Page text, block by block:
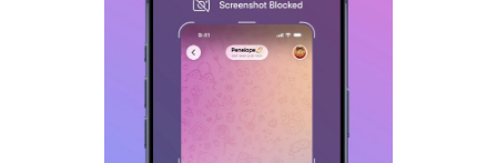
Telegram GIF标题功能上线：动态图也能
添加文字说明与表情内容